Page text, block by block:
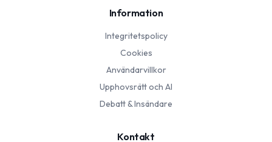
Information
Integritetspolicy
Cookies
Användarvillkor
Upphovsrätt och AI
Debatt & Insändare
Kontakt